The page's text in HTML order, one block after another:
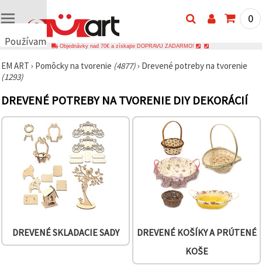
Používame
🍪
Používame
podobné
technológie,
aby sme
zabezpečili
správne
fungovanie
zlepšili váš
používateľský
zážitok a s
návštevnosť
zobrazovali
0
Objednávky nad 70€ a získajte DOPRAVU ZADARMO!
EM ART › Pomôcky na tvorenie (4877)› Drevené potreby na tvorenie
(1293)
DREVENÉ POTREBY NA TVORENIE DIY DEKORÁCIÍ
DREVENÉ SKLADACIE SADY
DREVENÉ KOŠÍKY A PRÚTENÉ
KOŠE